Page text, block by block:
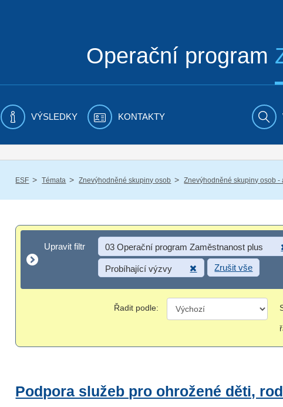
Operační program
VÝSLEDKY KONTAKTY
ESF / Témata / Znevýhodněné skupiny osob / Znevýhodněné skupiny osob -
Upravit filtr
Upravit filtr 03 Operační program Zaměstnanost plus
Probíhající výzvy Zrušit vše
Řadit podle:
Podpora služeb pro ohrožené děti,